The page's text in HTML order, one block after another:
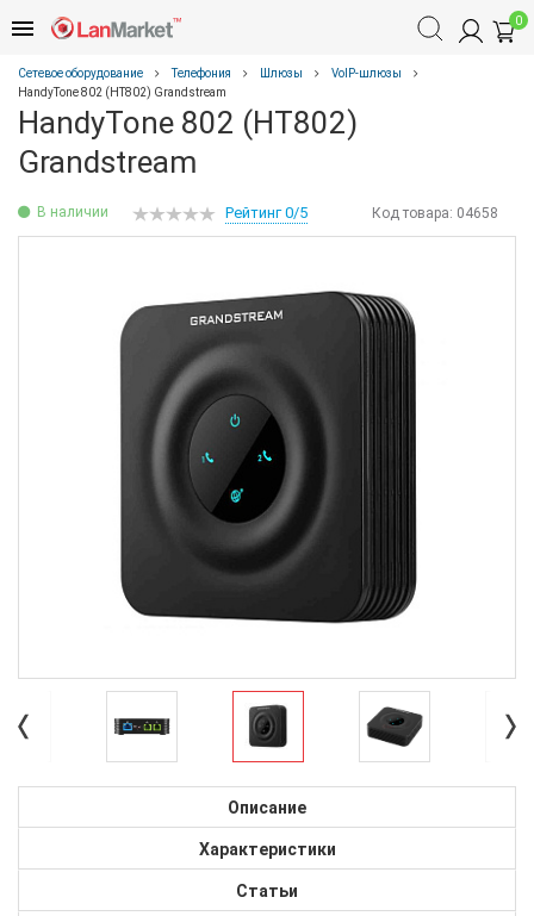
0
Сетевое оборудование Телефония Шлюзы
VoIP-шлюзы
HandyTone 802 (HT802) Grandstream
HandyTone 802 (HT802)
Grandstream
В наличии Код товара: 04658
Рейтинг 0/5
Описание
Характеристики
Статьи